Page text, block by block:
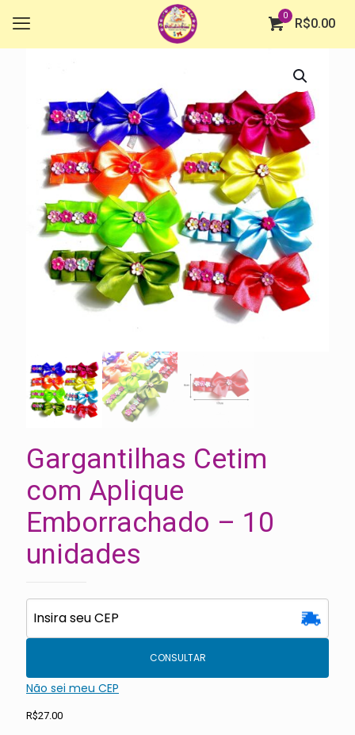
0
R$0.00
Gargantilhas Cetim
com Aplique
Emborrachado – 10
unidades
CONSULTAR
Não sei meu CEP
R$27.00